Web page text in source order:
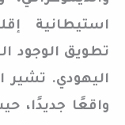
استيطانية
تطويق الوجود
واقعًا جديدًا،